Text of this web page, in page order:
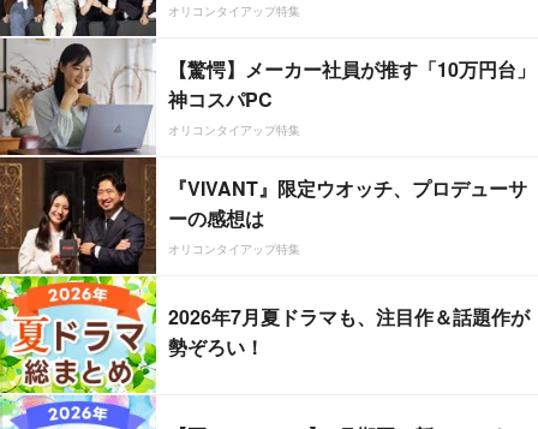
オリコンタイアップ特集
【驚愕】メーカー社員が推す「10万円台」
神コスパPC
オリコンタイアップ特集
『VIVANT』限定ウオッチ、プロデューサ
ーの感想は
オリコンタイアップ特集
2026年7月夏ドラマも、注目作＆話題作が
勢ぞろい！